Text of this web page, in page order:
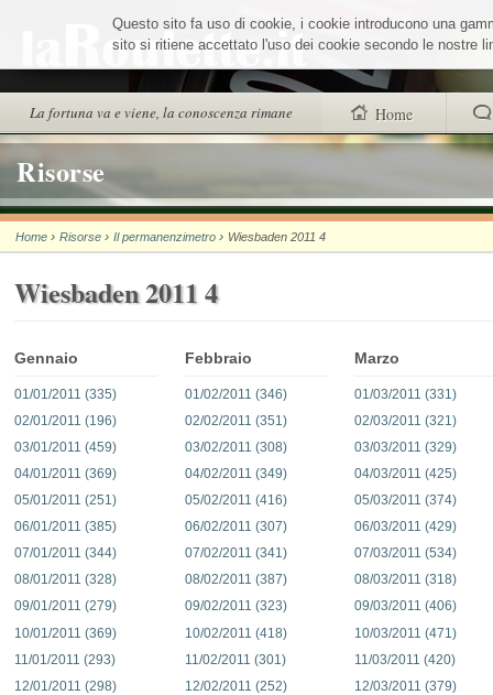
alla
navigazioneLa fortuna va e viene, la conoscenza rimane Home
trovi anche
Chi siamo
Risorse
Questo sito fa uso di cookie, i cookie introducono una
sito si ritiene accettato l'uso dei cookie secondo le nostre
Home ›Risorse ›Il permanenzimetro › Wiesbaden 2011 4
Wiesbaden 2011 4
Gennaio
01/01/2011 (335)
02/01/2011 (196)
03/01/2011 (459)
04/01/2011 (369)
05/01/2011 (251)
06/01/2011 (385)
07/01/2011 (344)
08/01/2011 (328)
09/01/2011 (279)
10/01/2011 (369)
11/01/2011 (293)
12/01/2011 (298)
Febbraio
01/02/2011 (346)
02/02/2011 (351)
03/02/2011 (308)
04/02/2011 (349)
05/02/2011 (416)
06/02/2011 (307)
07/02/2011 (341)
08/02/2011 (387)
09/02/2011 (323)
10/02/2011 (418)
11/02/2011 (301)
12/02/2011 (252)
Marzo
01/03/2011 (331)
02/03/2011 (321)
03/03/2011 (329)
04/03/2011 (425)
05/03/2011 (374)
06/03/2011 (429)
07/03/2011 (534)
08/03/2011 (318)
09/03/2011 (406)
10/03/2011 (471)
11/03/2011 (420)
12/03/2011 (379)